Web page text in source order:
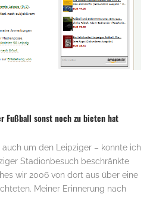
Fußball sonst noch zu bieten hat
um den Leipziger – konnte ich
Stadionbesuch beschränkte
wir 2006 von dort aus über eine
Meiner Erinnerung nach